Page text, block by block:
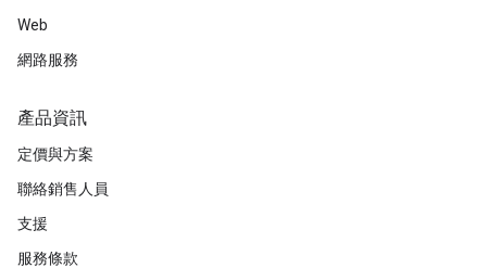
Web
網路服務
產品資訊
定價與方案
聯絡銷售人員
支援
服務條款